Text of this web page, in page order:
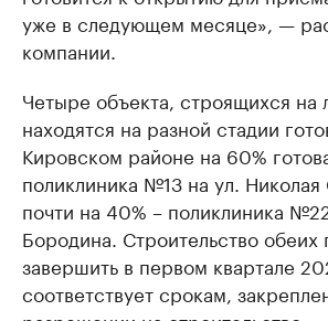
уже в следующем месяце», —
компании.
Четыре объекта, строящихся на
находятся на разной стадии
Кировском районе на 60%
поликлиника №13 на ул. Николая
почти на 40% – поликлиника
Бородина. Строительство обеих
завершить в первом квартале
соответствует срокам,